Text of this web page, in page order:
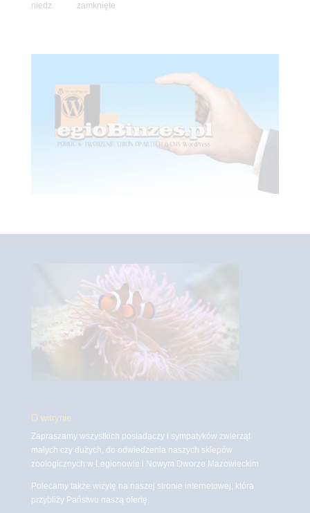
niedz. zamknięte
O witrynie
Zapraszamy wszystkich posiadaczy i sympatyków zwierząt
małych czy dużych, do odwiedzenia naszych sklepów
zoologicznych w Legionowie i Nowym Dworze Mazowieckim
Polecamy także wizytę na naszej stronie internetowej, która
przybliży Państwu naszą ofertę.